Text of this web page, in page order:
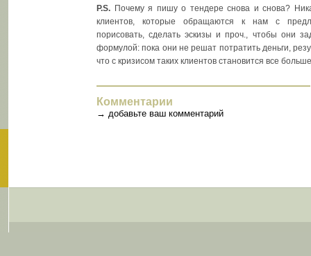
P.S.
Почему я пишу о тендере снова и снова?
клиентов, которые обращаются к нам с
порисовать, сделать эскизы и проч., чтобы они
формулой: пока они не решат потратить деньги,
что с кризисом таких клиентов становится все
Комментарии
→ добавьте ваш комментарий